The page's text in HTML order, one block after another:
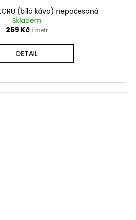
(bílá káva) nepočesaná
Skladem
269 Kč / metr
DETAIL